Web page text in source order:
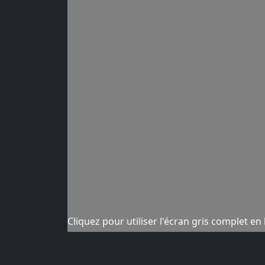
Cliquez pour utiliser l'écran gris complet en